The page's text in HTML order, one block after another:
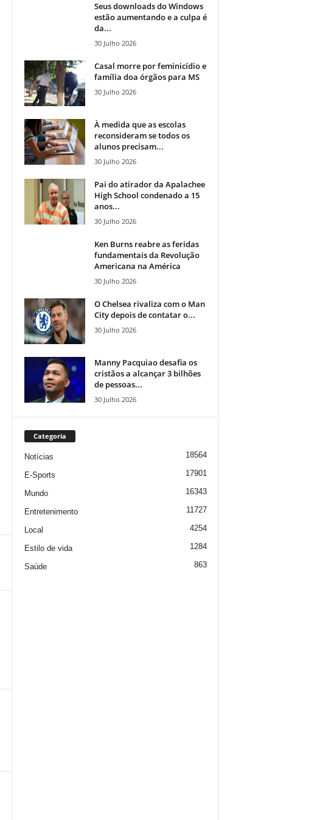
Seus downloads do Windows
estão aumentando e a culpa é
da...
30 Julho 2026
Casal morre por feminicídio e
família doa órgãos para MS
30 Julho 2026
À medida que as escolas
reconsideram se todos os
alunos precisam...
30 Julho 2026
Pai do atirador da Apalachee
High School condenado a 15
anos...
30 Julho 2026
Ken Burns reabre as feridas
fundamentais da Revolução
Americana na América
30 Julho 2026
O Chelsea rivaliza com o Man
City depois de contatar o...
30 Julho 2026
Manny Pacquiao desafia os
cristãos a alcançar 3 bilhões
de pessoas...
30 Julho 2026
Categoria
Notícias 18564
E-Sports 17901
Mundo 16343
Entretenimento 11727
Local 4254
Estilo de vida 1284
Saúde 863